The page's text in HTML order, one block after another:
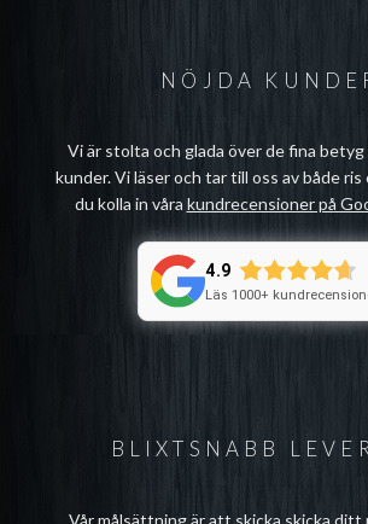
BLIXTSNABB
Vår målsättning är att skicka skicka ditt
NÖJDA
Vi är stolta och glada över de fina betyg
kunder. Vi läser och tar till oss av både ris
du kolla in våra kundrecensioner på
4.9
Läs 1000+